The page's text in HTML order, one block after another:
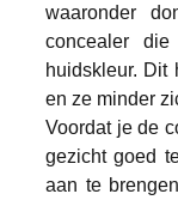
waaronder
concealer
huidskleur. Dit
en ze minder
Voordat je de
gezicht goed
aan te